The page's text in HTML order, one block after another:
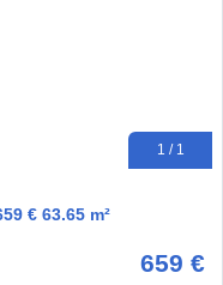
1 / 1
€ 63.65 m²
659 €